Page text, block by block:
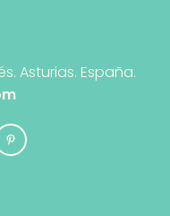
Asturias. España.